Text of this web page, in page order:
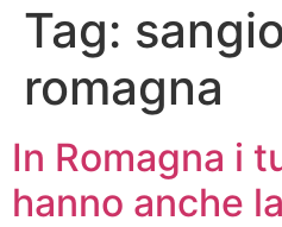
Tag:
romagna
In Romagna i
hanno anche